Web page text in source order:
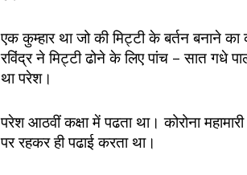
एक कुम्हार था जो की मिट्टी के बर्तन बनाने
रविंद्र ने मिट्टी ढोने के लिए पांच – सात
था परेश।
परेश आठवीं कक्षा में पढता था। कोरोना
पर रहकर ही पढाई करता था।